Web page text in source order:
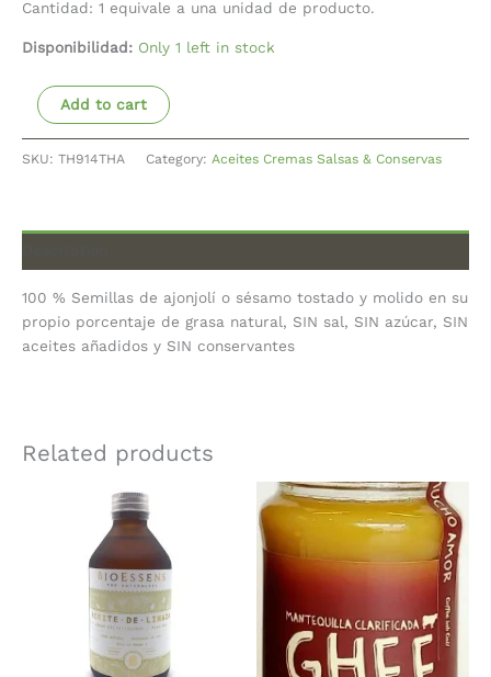
Cantidad: 1 equivale a una unidad de producto.
Disponibilidad: Only 1 left in stock
Add to cart
SKU: TH914THA Category: Aceites Cremas Salsas & Conservas
100 % Semillas de ajonjolí o sésamo tostado y molido en su
propio porcentaje de grasa natural, SIN sal, SIN azúcar, SIN
aceites añadidos y SIN conservantes
Related products